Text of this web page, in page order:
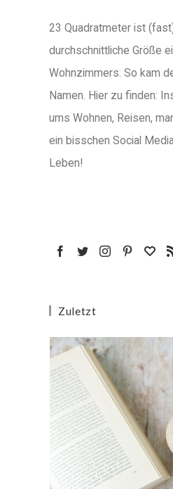
23 Quadratmeter ist
durchschnittliche Größe
Wohnzimmers. So kam
Namen. Hier zu finden:
ums Wohnen, Reisen,
ein bisschen Social
Leben!
Zuletzt